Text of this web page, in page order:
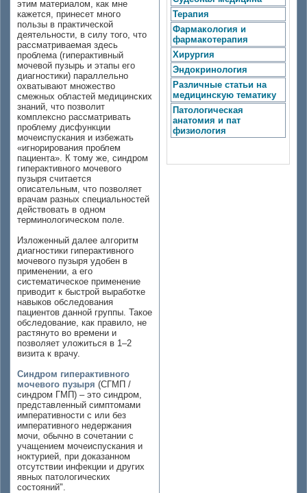
этим материалом, как мне
кажется, принесет много
пользы в практической
деятельности, в силу того, что
рассматриваемая здесь
проблема (гиперактивный
мочевой пузырь и этапы его
диагностики) параллельно
охватывают множество
смежных областей медицинских
знаний, что позволит
комплексно рассматривать
проблему дисфункции
мочеиспускания и избежать
«игнорирования проблем
пациента». К тому же, синдром
гиперактивного мочевого
пузыря считается
описательным, что позволяет
врачам разных специальностей
действовать в одном
терминологическом поле.
Изложенный далее алгоритм
диагностики гиперактивного
мочевого пузыря удобен в
применении, а его
систематическое применение
приводит к быстрой выработке
навыков обследования
пациентов данной группы. Такое
обследование, как правило, не
растянуто во времени и
позволяет уложиться в 1–2
визита к врачу.
Синдром гиперактивного
мочевого пузыря (СГМП /
синдром ГМП) – это синдром,
представленный симптомами
императивности с или без
императивного недержания
мочи, обычно в сочетании с
учащением мочеиспускания и
ноктурией, при доказанном
отсутствии инфекции и других
явных патологических
состояний".
Терапия
Фармакология и
фармакотерапия
Хирургия
Эндокринология
Различные статьи на
медицинскую тематику
Патологическая
анатомия и пат
физиология